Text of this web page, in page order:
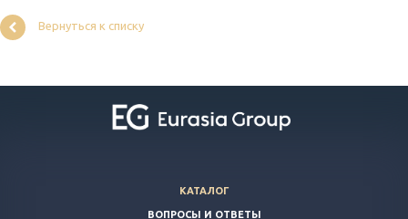
Вернуться к списку
КАТАЛОГ
ВОПРОСЫ И ОТВЕТЫ